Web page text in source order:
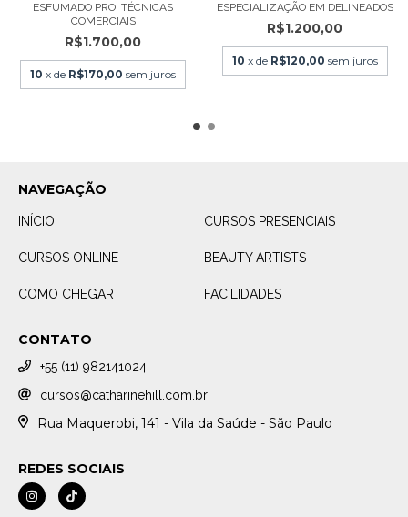
ESFUMADO PRO: TÉCNICAS
COMERCIAIS
R$1.700,00
10 x de R$170,00 sem juros
ESPECIALIZAÇÃO EM DELINEADOS
R$1.200,00
10 x de R$120,00 sem juros
NAVEGAÇÃO
INÍCIO CURSOS PRESENCIAIS
CURSOS ONLINE BEAUTY ARTISTS
COMO CHEGAR FACILIDADES
CONTATO
+55 (11) 982141024
cursos@catharinehill.com.br
Rua Maquerobi, 141 - Vila da Saúde - São Paulo
REDES SOCIAIS